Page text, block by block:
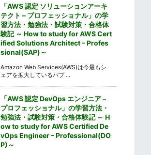
「AWS 認定 ソリューションアーキ
テクト – プロフェッショナル」の学
習方法・勉強法・試験対策・合格体
験記 ～ How to study for AWS Cert
ified Solutions Architect – Profes
sional(SAP)～
Amazon Web Services(AWS)は今最もシ
ェアを拡大しているパブ ...
「AWS 認定 DevOps エンジニア –
プロフェッショナル」の学習方法・
勉強法・試験対策・合格体験記 ～ H
ow to study for AWS Certified De
vOps Engineer – Professional(DO
P)～